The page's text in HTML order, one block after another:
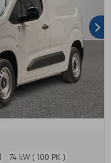
74 kW ( 100 PK )